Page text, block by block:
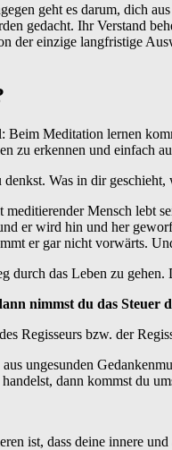
geht es darum, dich
gedacht. Ihr Verstand
der einzige langfristige
Meditation lernen
zu erkennen und einfach
Was in dir
Mensch lebt
er wird hin und her
er gar nicht vorwärts.
durch das Leben zu
nimmst du das Steuer
Regisseurs bzw. der
ungesunden
dann kommst du
ist, dass deine innere und